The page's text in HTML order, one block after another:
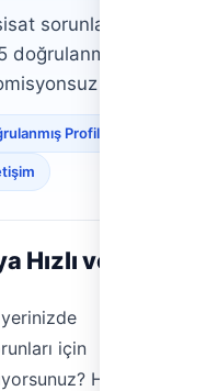
sorunları için
ulaşın.
Profiller
Hızlı ve
için
Hemen